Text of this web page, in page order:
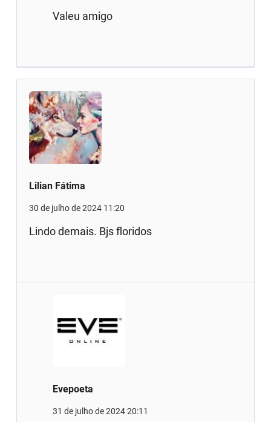
Valeu amigo
Lilian Fátima
30 de julho de 2024 11:20
Lindo demais. Bjs floridos
Evepoeta
31 de julho de 2024 20:11